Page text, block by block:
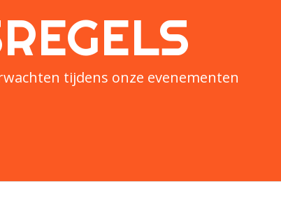
tijdens onze evenementen